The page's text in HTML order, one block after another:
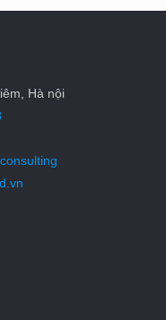
Hà nội